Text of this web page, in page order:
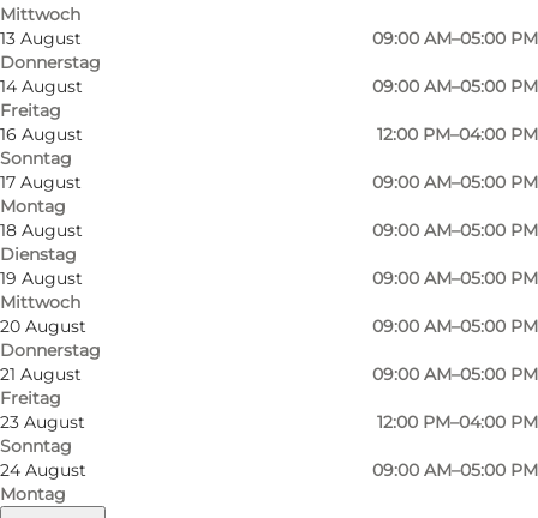
Mittwoch
13 August
Donnerstag
09:00 AM–05:00 PM
14 August
Freitag
09:00 AM–05:00 PM
16 August
Sonntag
12:00 PM–04:00 PM
17 August
Montag
09:00 AM–05:00 PM
18 August
Dienstag
09:00 AM–05:00 PM
19 August
Mittwoch
09:00 AM–05:00 PM
20 August
Donnerstag
09:00 AM–05:00 PM
21 August
Freitag
09:00 AM–05:00 PM
23 August
Sonntag
12:00 PM–04:00 PM
24 August
Montag
09:00 AM–05:00 PM
Foto Foto: